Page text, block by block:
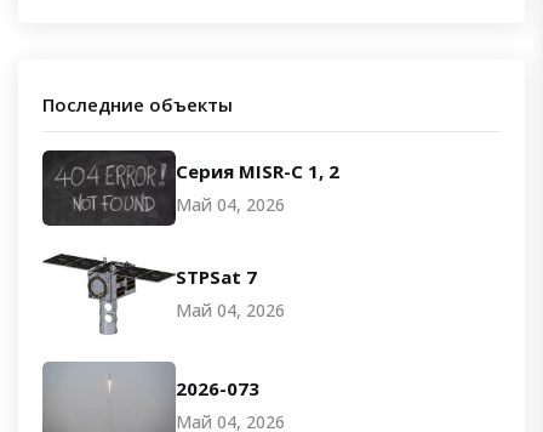
Последние объекты
Серия MISR-C 1, 2
Май 04, 2026
STPSat 7
Май 04, 2026
2026-073
Май 04, 2026